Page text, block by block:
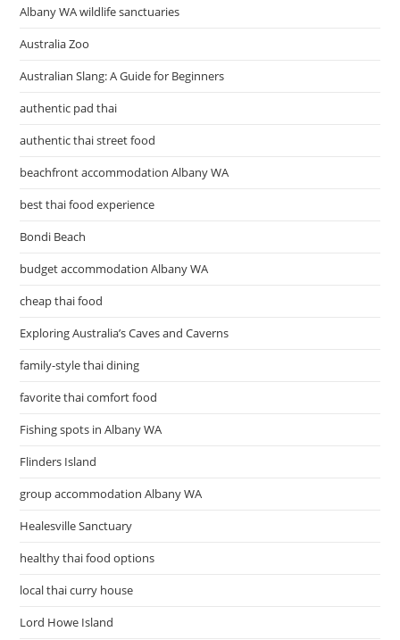
Albany WA wildlife sanctuaries
Australia Zoo
Australian Slang: A Guide for Beginners
authentic pad thai
authentic thai street food
beachfront accommodation Albany WA
best thai food experience
Bondi Beach
budget accommodation Albany WA
cheap thai food
Exploring Australia’s Caves and Caverns
family-style thai dining
favorite thai comfort food
Fishing spots in Albany WA
Flinders Island
group accommodation Albany WA
Healesville Sanctuary
healthy thai food options
local thai curry house
Lord Howe Island